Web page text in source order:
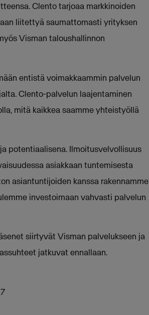
Clento tarjoaa markkinoiden
liitettyä saumattomasti yrityksen
Visman taloushallinnon
entistä voimakkaammin palvelun
Clento-palvelun laajentaminen
mitä kaikkea saamme yhteistyöllä
potentiaalisena. Ilmoitusvelvollisuus
asiakkaan tuntemisesta
asiantuntijoiden kanssa rakennamme
investoimaan vahvasti palvelun
siirtyvät Visman palvelukseen ja
jatkuvat ennallaan.